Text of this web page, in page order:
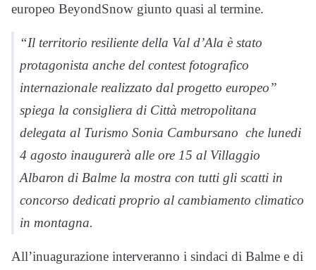
europeo BeyondSnow giunto quasi al termine.
“Il territorio resiliente della Val d’Ala è stato
protagonista anche del contest fotografico
internazionale realizzato dal progetto europeo”
spiega la consigliera di Città metropolitana
delegata al Turismo Sonia Cambursano che lunedi
4 agosto inaugurerà alle ore 15 al Villaggio
Albaron di Balme la mostra con tutti gli scatti in
concorso dedicati proprio al cambiamento climatico
in montagna.
All’inuagurazione interveranno i sindaci di Balme e di